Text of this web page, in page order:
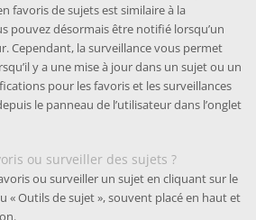
favoris de sujets est similaire à la
pouvez désormais être notifié lorsqu’un
Cependant, la surveillance vous permet
y a une mise à jour dans un sujet ou un
pour les favoris et les surveillances
le panneau de l’utilisateur dans l’onglet
ou surveiller des sujets ?
ou surveiller un sujet en cliquant sur le
« Outils de sujet », souvent placé en haut et